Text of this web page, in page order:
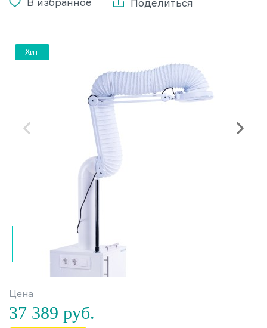
Хит
Цена
37 389 руб.